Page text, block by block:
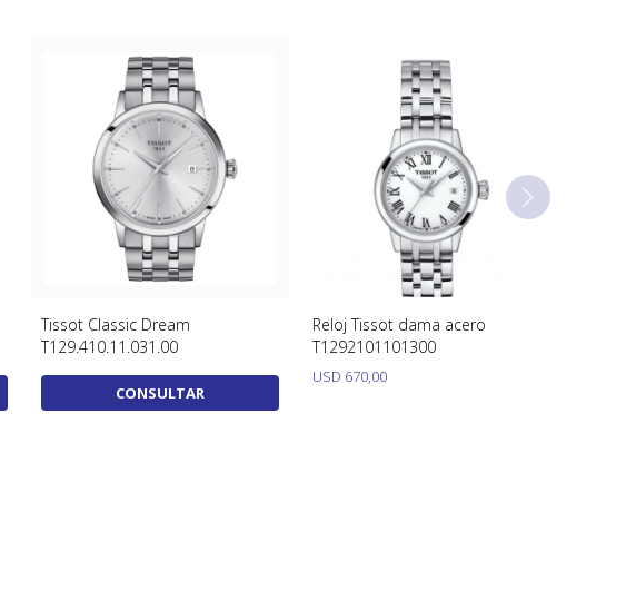
Tissot Classic Dream
T129.410.11.031.00
CONSULTAR
Reloj Tissot dama acero
T1292101101300
USD 670,00